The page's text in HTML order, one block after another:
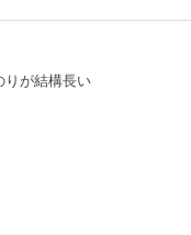
りが結構長い